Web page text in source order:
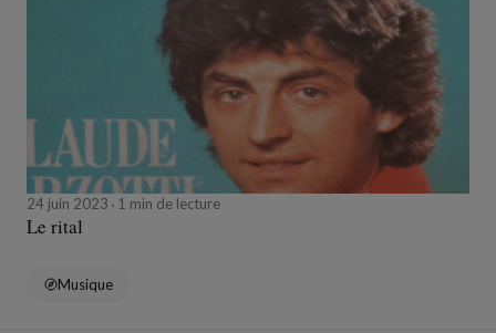
24 juin 2023 1 min de lecture
Le rital
Musique